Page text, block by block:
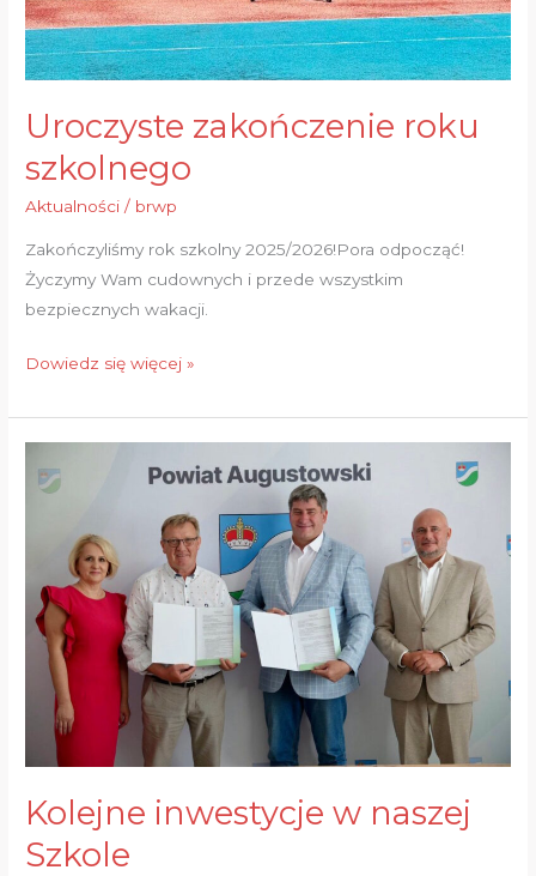
Uroczyste zakończenie roku
szkolnego
Aktualności / brwp
Zakończyliśmy rok szkolny 2025/2026!Pora odpocząć!
Życzymy Wam cudownych i przede wszystkim
bezpiecznych wakacji.
Dowiedz się więcej »
Kolejne inwestycje w naszej
Szkole
inwestycje
naszej
Szkole